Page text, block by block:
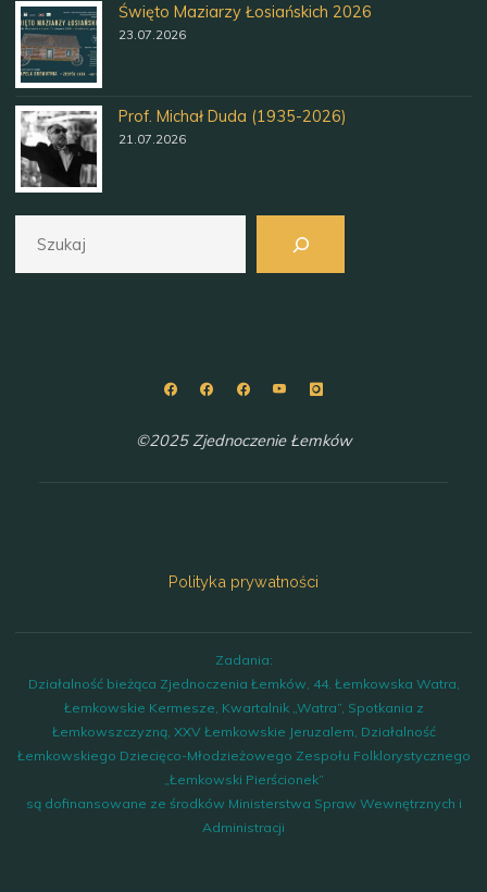
Święto Maziarzy Łosiańskich 2026
23.07.2026
Prof. Michał Duda (1935-2026)
21.07.2026
©2025 Zjednoczenie Łemków
Polityka prywatności
Zadania:
Działalność bieżąca Zjednoczenia Łemków, 44. Łemkowska Watra,
Łemkowskie Kermesze, Kwartalnik „Watra”, Spotkania z
Łemkowszczyzną, XXV Łemkowskie Jeruzalem, Działalność
Łemkowskiego Dziecięco-Młodzieżowego Zespołu Folklorystycznego
„Łemkowski Pierścionek”
są dofinansowane ze środków Ministerstwa Spraw Wewnętrznych i
Administracji